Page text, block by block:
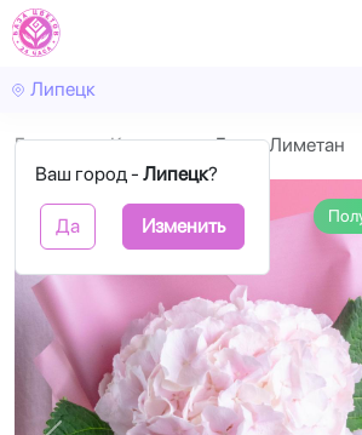
Липецк
Ваш город - Липецк?
Да Изменить
Главная Корзины Букет Лиметан